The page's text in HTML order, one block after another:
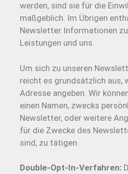
werden, sind sie für die
maßgeblich. Im Übrigen
Newsletter Informationen
Leistungen und uns.
Um sich zu unseren
reicht es grundsätzlich aus,
Adresse angeben. Wir
einen Namen, zwecks
Newsletter, oder weitere
für die Zwecke des
sind, zu tätigen.
Double-Opt-In-Verfahren: